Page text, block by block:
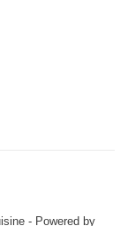
- Powered by